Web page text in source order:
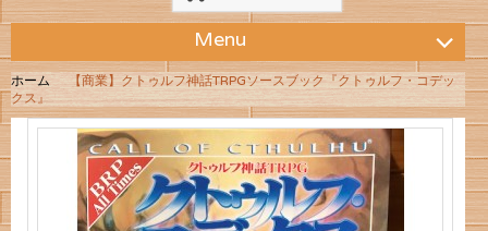
Menu
ホーム
【商業】クトゥルフ神話TRPGソースブック『クトゥルフ・コデッ
クス』